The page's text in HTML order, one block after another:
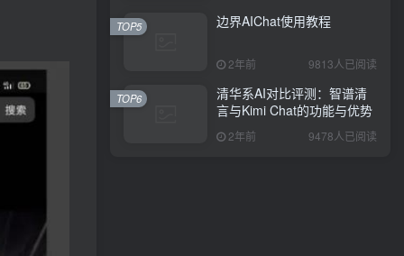
边界AIChat使用教程
2年前 9813人已阅读
TOP5
清华系AI对比评测：智谱清
言与Kimi Chat的功能与优势
2年前 9478人已阅读
TOP6